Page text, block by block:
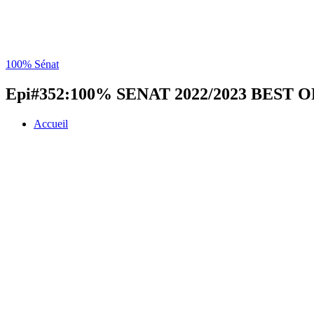
100% Sénat
Epi#352:100% SENAT 2022/2023 BEST
Accueil